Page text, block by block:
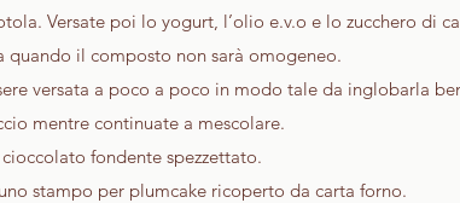
Versate poi lo yogurt, l’olio e.v.o e lo zucchero di
quando il composto non sarà omogeneo.
versata a poco a poco in modo tale da inglobarla
mentre continuate a mescolare.
fondente spezzettato.
stampo per plumcake ricoperto da carta forno.